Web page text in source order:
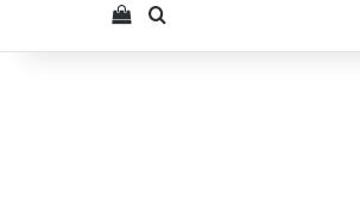
Voir votre panier
Rechercher